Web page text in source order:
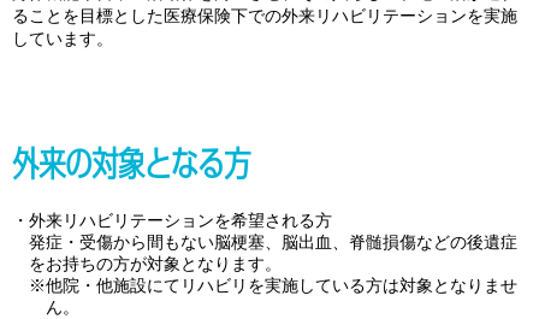
ることを目標とした医療保険下での外来リハビリテーションを実施
しています。
外来の対象となる方
外来リハビリテーションを希望される方
発症・受傷から間もない脳梗塞、脳出血、脊髄損傷などの後遺症
をお持ちの方が対象となります。
他院・他施設にてリハビリを実施している方は対象となりませ
ん。